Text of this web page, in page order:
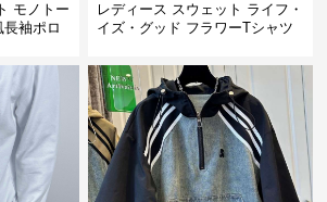
モノトー
袖ポロ
レディース スウェット ライフ・
イズ・グッド フラワーTシャツ